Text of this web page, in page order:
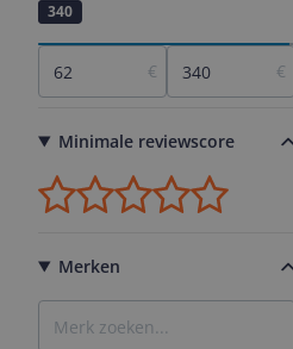
62
340
€ €
Minimale reviewscore
Merken